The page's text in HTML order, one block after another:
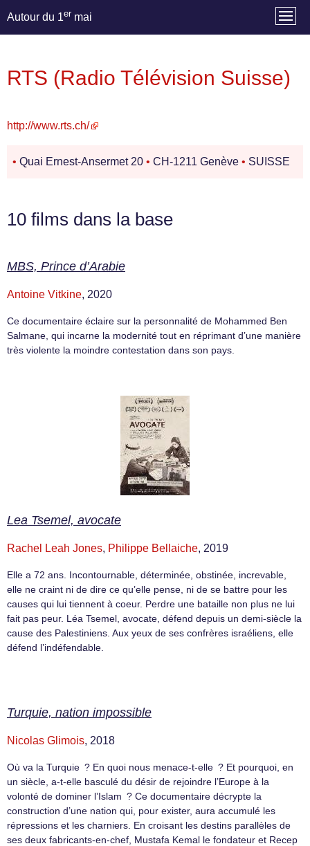
Autour du 1er mai
RTS (Radio Télévision Suisse)
http://www.rts.ch/
• Quai Ernest-Ansermet 20 • CH-1211 Genève • SUISSE
10 films dans la base
MBS, Prince d’Arabie
Antoine Vitkine, 2020
Ce documentaire éclaire sur la personnalité de Mohammed Ben
Salmane, qui incarne la modernité tout en réprimant d’une manière
très violente la moindre contestation dans son pays.
Lea Tsemel, avocate
Rachel Leah Jones, Philippe Bellaiche, 2019
Elle a 72 ans. Incontournable, déterminée, obstinée, increvable,
elle ne craint ni de dire ce qu’elle pense, ni de se battre pour les
causes qui lui tiennent à coeur. Perdre une bataille non plus ne lui
fait pas peur. Léa Tsemel, avocate, défend depuis un demi-siècle la
cause des Palestiniens. Aux yeux de ses confrères israéliens, elle
défend l’indéfendable.
Turquie, nation impossible
Nicolas Glimois, 2018
Où va la Turquie ? En quoi nous menace-t-elle ? Et pourquoi, en
un siècle, a-t-elle basculé du désir de rejoindre l’Europe à la
volonté de dominer l’Islam ? Ce documentaire décrypte la
construction d’une nation qui, pour exister, aura accumulé les
répressions et les charniers. En croisant les destins parallèles de
ses deux fabricants-en-chef, Mustafa Kemal le fondateur et Recep